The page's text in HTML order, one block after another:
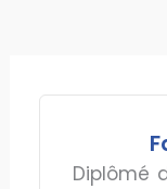
Diplômé